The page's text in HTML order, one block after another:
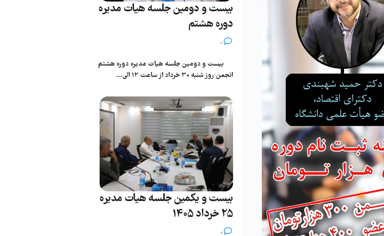
بیست و دومین جلسه هیات مدیره
دوره هشتم
بیست و دومین جلسه هیات مدیره دوره هشتم
انجمن روز شنبه 30 خرداد از ساعت 12 الی...
بیست و یکمین جلسه هیات مدیره
25 خرداد 1405